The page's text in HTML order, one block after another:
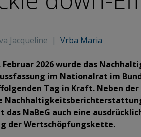
Jacqueline | Vrba Maria
Februar 2026 wurde das
im Nationalrat im
Tag in Kraft. Neben
das NaBeG auch eine
der Wertschöpfungskette.